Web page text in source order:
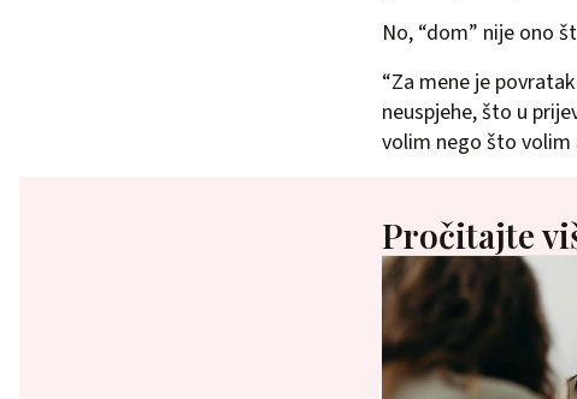
No, “dom” nije ono
“Za mene je
neuspjehe, što u
volim nego što volim
Pročitajte